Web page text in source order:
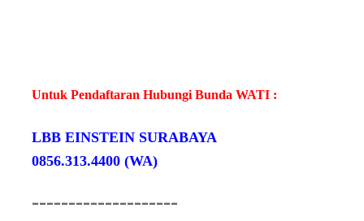
Untuk Pendaftaran Hubungi Bunda WATI :
LBB EINSTEIN SURABAYA
0856.313.4400 (WA)
--------------------